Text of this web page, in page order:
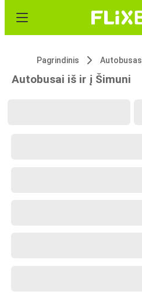
Pagrindinis Autobusas
Autobusai iš ir į Šimuni